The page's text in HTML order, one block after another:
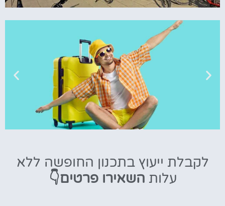
מציאת
טיסה זולה?
לקבלת ייעוץ בתכנון החופשה ללא
עלות השאירו פרטים👇